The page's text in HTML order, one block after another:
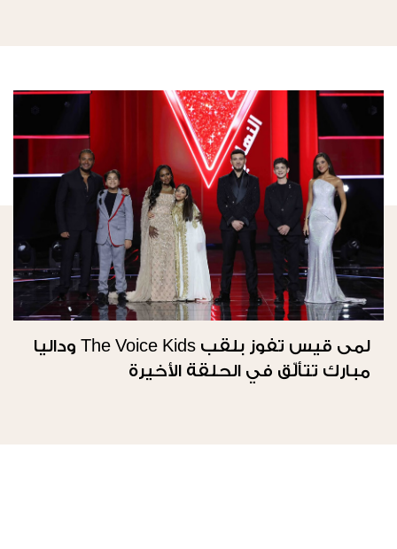
لمى قيس تفوز بلقب The Voice Kids وداليا
مبارك تتألّق في الحلقة الأخيرة